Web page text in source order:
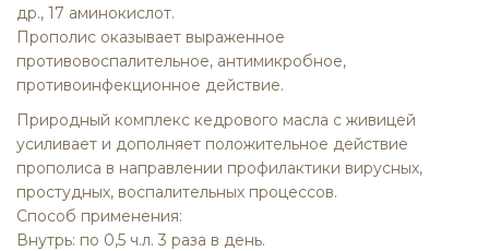
др., 17 аминокислот.
Прополис оказывает выраженное
противовоспалительное, антимикробное,
противоинфекционное действие.
Природный комплекс кедрового масла с живицей
усиливает и дополняет положительное действие
прополиса в направлении профилактики вирусных,
простудных, воспалительных процессов.
Способ применения:
Внутрь: по 0,5 ч.л. 3 раза в день.